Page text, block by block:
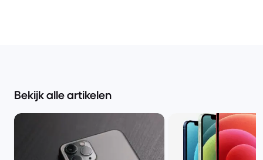
Bekijk alle artikelen